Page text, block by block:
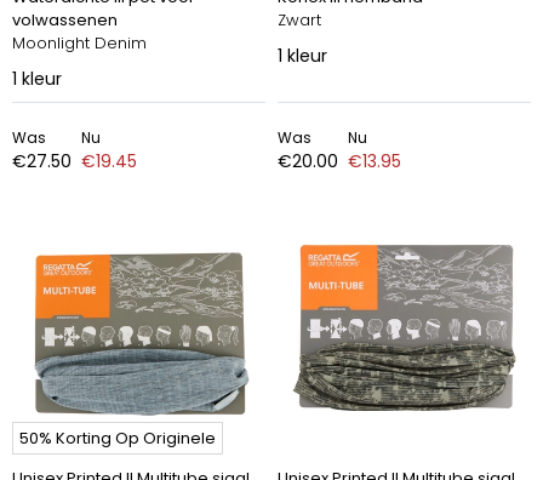
volwassenen
Moonlight Denim
1 kleur
Was
€27.50
Nu
€19.45
Zwart
1 kleur
Was
€20.00
Nu
€13.95
50% Korting Op Originele